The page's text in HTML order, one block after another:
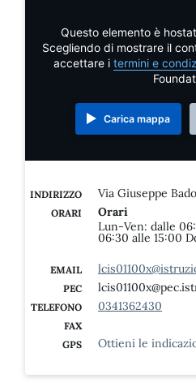
Questo elemento è
Scegliendo di mostrare il
accettare i termini e
Carica mappa
INDIRIZZO Via Giuseppe
ORARI
Orari
Lun-Ven: dalle
06:30 alle 15:00
EMAIL
PEC
TELEFONO 0341362430
FAX
GPS
Ottieni le